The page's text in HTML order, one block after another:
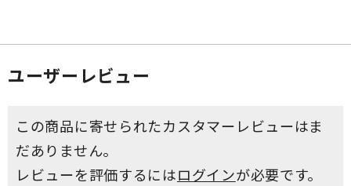
ユーザーレビュー
この商品に寄せられたカスタマーレビューはま
だありません。
レビューを評価するにはログインが必要です。